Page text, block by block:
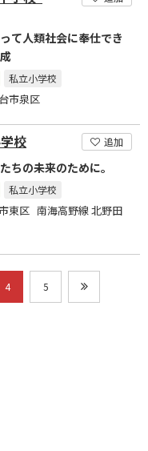
て人類社会に奉仕でき
私立小学校
市泉区
校 追加
ちの未来のために。
私立小学校
東区 南海高野線 北野田
4 5